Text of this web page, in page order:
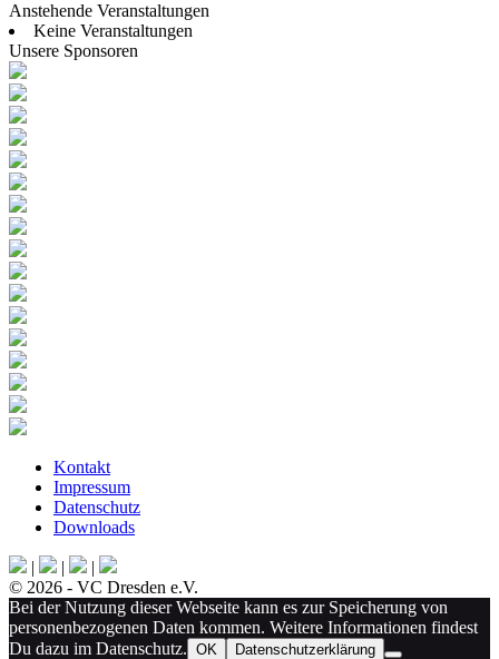
Anstehende Veranstaltungen
Keine Veranstaltungen
Unsere Sponsoren
Kontakt
Impressum
Datenschutz
Downloads
| |
|
© 2026 - VC Dresden e.V.
Bei der Nutzung dieser Webseite kann es zur Speicherung von
personenbezogenen Daten kommen. Weitere Informationen findest
Du dazu im Datenschutz. OK Datenschutzerklärung